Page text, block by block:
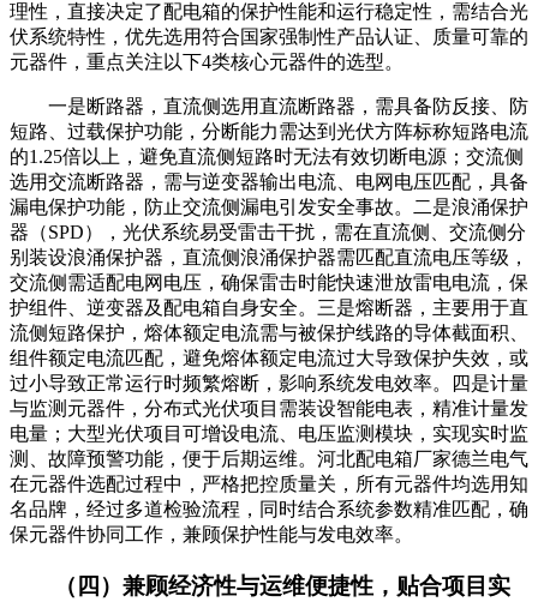
理性，直接决定了配电箱的保护性能和运行稳定性，需结合光
伏系统特性，优先选用符合国家强制性产品认证、质量可靠的
元器件，重点关注以下4类核心元器件的选型。
一是断路器，直流侧选用直流断路器，需具备防反接、防
短路、过载保护功能，分断能力需达到光伏方阵标称短路电流
的1.25倍以上，避免直流侧短路时无法有效切断电源；交流侧
选用交流断路器，需与逆变器输出电流、电网电压匹配，具备
漏电保护功能，防止交流侧漏电引发安全事故。二是浪涌保护
器（SPD），光伏系统易受雷击干扰，需在直流侧、交流侧分
别装设浪涌保护器，直流侧浪涌保护器需匹配直流电压等级，
交流侧需适配电网电压，确保雷击时能快速泄放雷电电流，保
护组件、逆变器及配电箱自身安全。三是熔断器，主要用于直
流侧短路保护，熔体额定电流需与被保护线路的导体截面积、
组件额定电流匹配，避免熔体额定电流过大导致保护失效，或
过小导致正常运行时频繁熔断，影响系统发电效率。四是计量
与监测元器件，分布式光伏项目需装设智能电表，精准计量发
电量；大型光伏项目可增设电流、电压监测模块，实现实时监
测、故障预警功能，便于后期运维。河北配电箱厂家德兰电气
在元器件选配过程中，严格把控质量关，所有元器件均选用知
名品牌，经过多道检验流程，同时结合系统参数精准匹配，确
保元器件协同工作，兼顾保护性能与发电效率。
（四）兼顾经济性与运维便捷性，贴合项目实